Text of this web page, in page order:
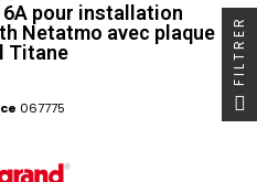
pour installation
Netatmo avec plaque
Titane
067775
FILTRER